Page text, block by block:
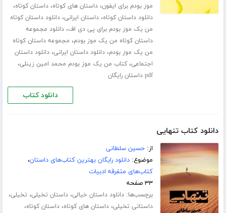
موز بودم برای ایفون،داستان های کوتاه،داستان کوتاه،
دانلود داستان کوتاه،داستان ایرانی،دانلود داستان کوتاه
من یک موز بودم برای پی دی اف،دانلود مجموعه
داستان کوتاه من یک موز بودم، مجموعه داستان کوتاه
من یک موز بودم،دانلود داستان ایرانی،دانلود داستان
اجتماعی،کتاب من یک موز بودم محمد امین زینلی،
pdf داستان رایگان
دانلود کتاب
دانلود کتاب تنهایی
از:حسین سلطانی
موضوع:دانلود رایگان بهترین کتاب‌های داستان،
کتاب‌های متفرقه ادبیات
۳۳ صفحه
برچسب‌ها:دانلود داستان خیالی،داستان تخیلی، تخیلی،
داستانی تخیلی،داستان های کوتاه،داستان کوتاه،